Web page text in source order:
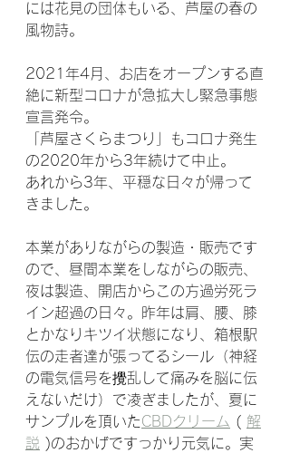
には花見の団体もいる、芦屋の春の
風物詩。
2021年4月、お店をオープンする直
絶に新型コロナが急拡大し緊急事態
宣言発令。
「芦屋さくらまつり」もコロナ発生
の2020年から3年続けて中止。
あれから3年、平穏な日々が帰って
きました。
本業がありながらの製造・販売です
ので、昼間本業をしながらの販売、
夜は製造、開店からこの方過労死ラ
イン超過の日々。昨年は肩、腰、膝
とかなりキツイ状態になり、箱根駅
伝の走者達が張ってるシール（神経
の電気信号を攪乱して痛みを脳に伝
えないだけ）で凌ぎましたが、夏に
サンプルを頂いたCBDクリーム ( 解
説 )のおかげですっかり元気に。実